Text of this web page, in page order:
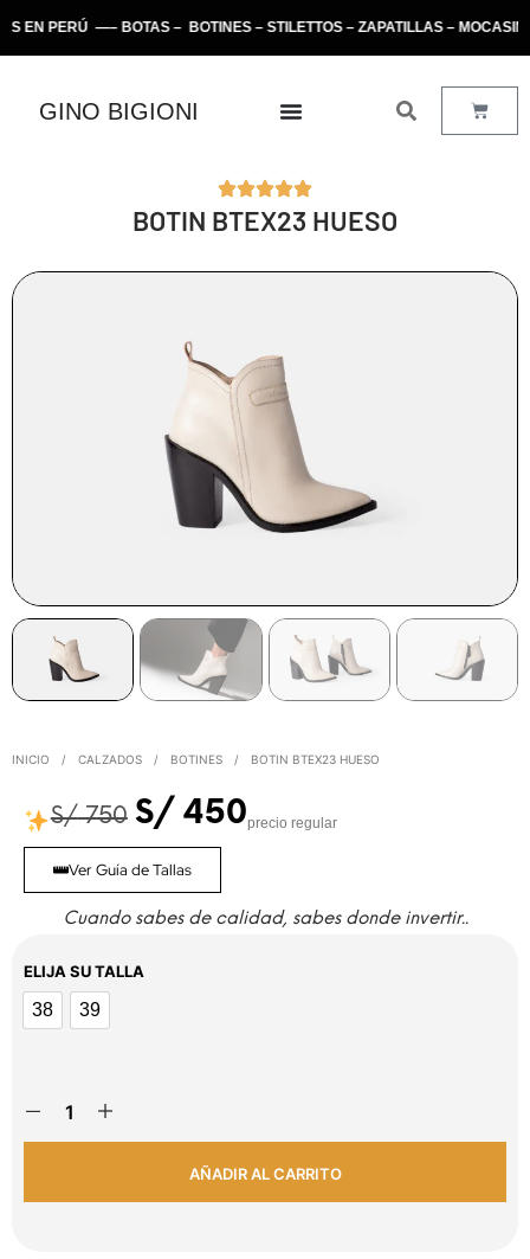
PERÚ —– BOTAS – BOTINES – STILETTOS – ZAPATILLAS –
GINO BIGIONI
BOTIN BTEX23 HUESO
INICIO / CALZADOS / BOTINES / BOTIN BTEX23 HUESO
S/750 S/ 450precio regular
Ver Guía de Tallas
Cuando sabes de calidad, sabes donde invertir..
ELIJA SU TALLA
38
38
39
39
AÑADIR AL CARRITO